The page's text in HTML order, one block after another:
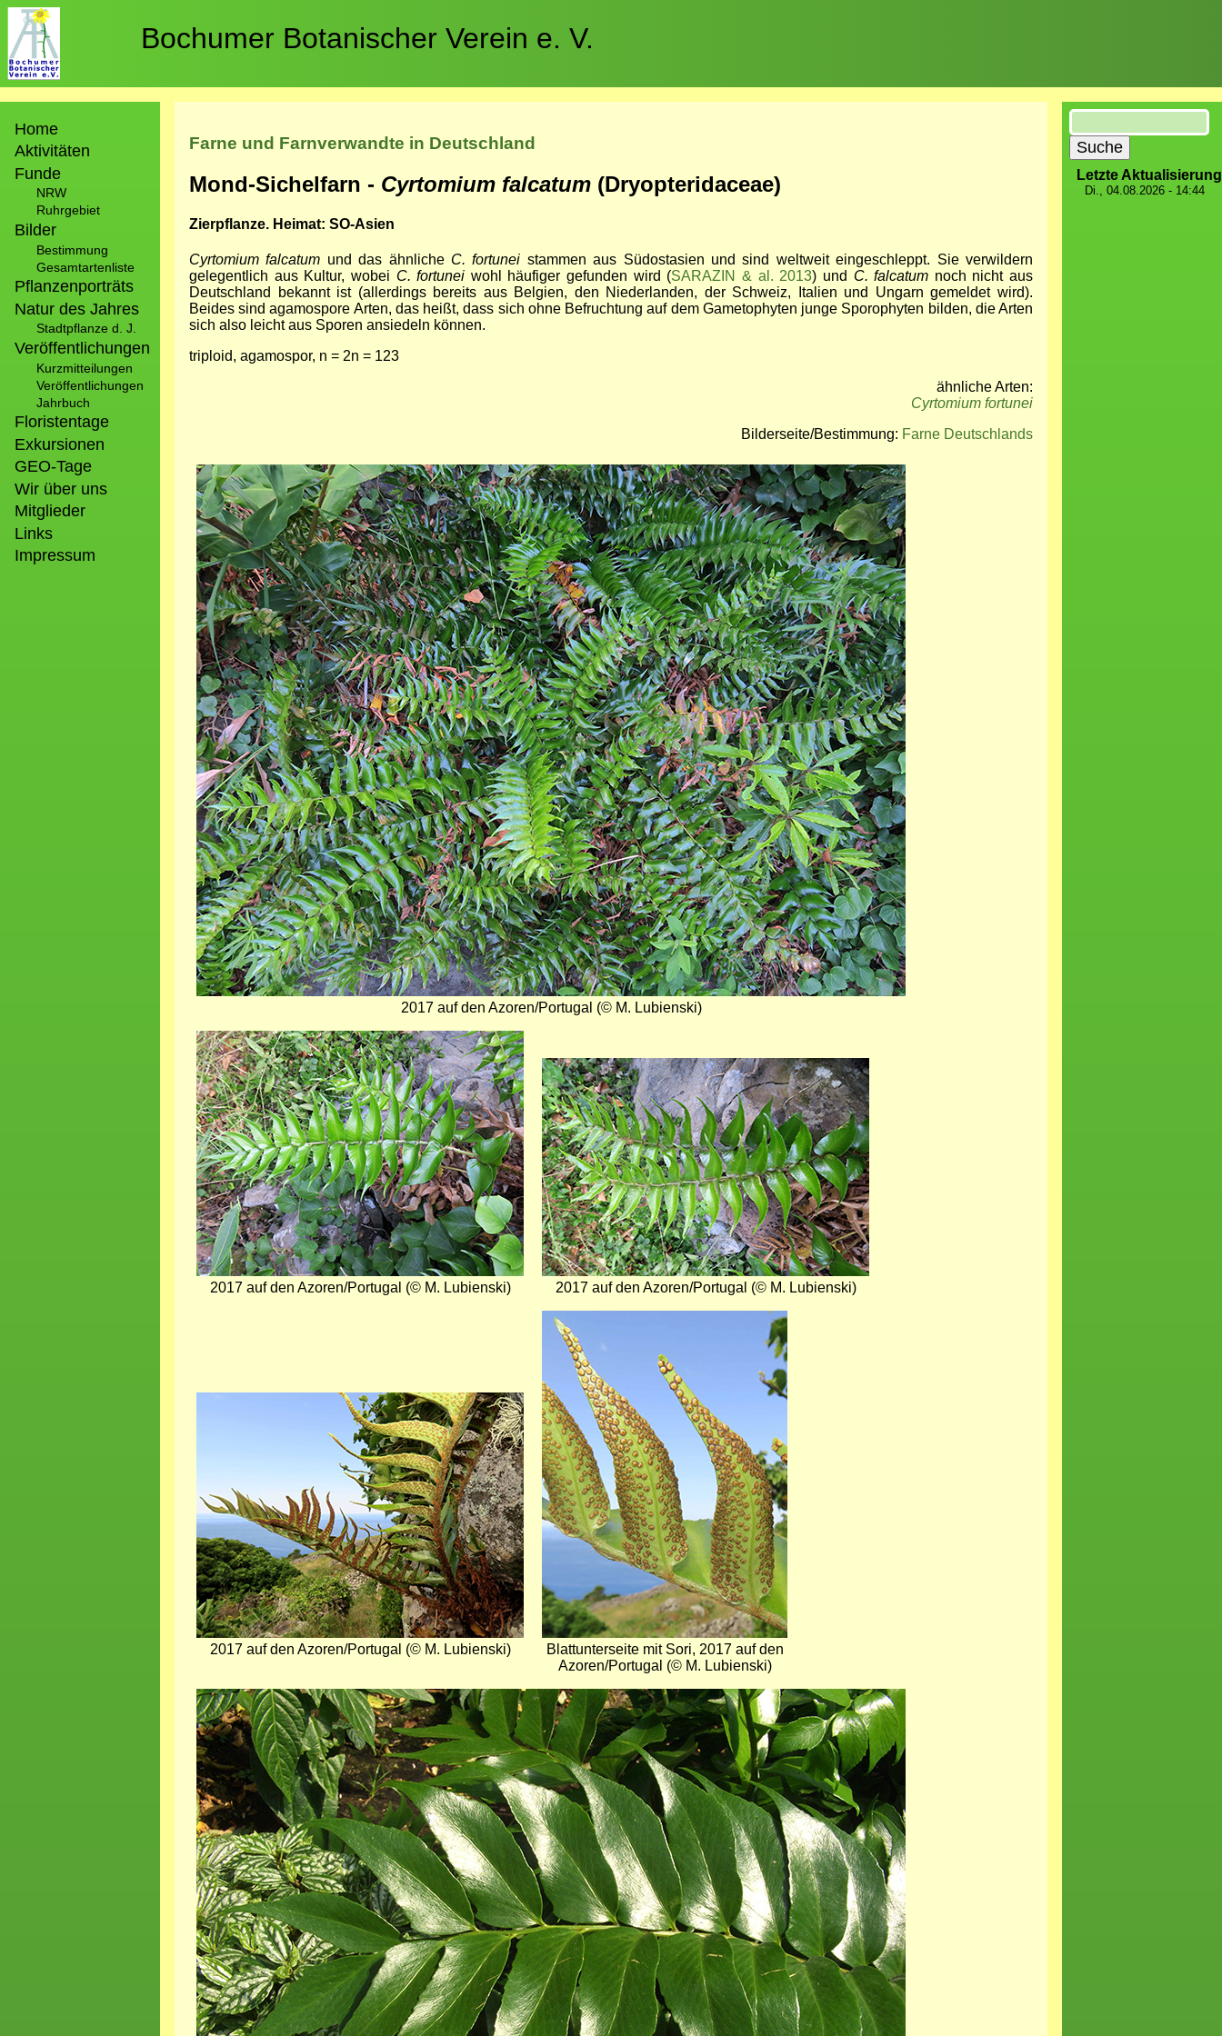
Direkt
zum
Inhalt
Bochumer Botanischer Verein e. V.
Home
Aktivitäten
Funde
NRW
Ruhrgebiet
Bilder
Bestimmung
Gesamtartenliste
Pflanzenporträts
Natur des Jahres
Stadtpflanze d. J.
Veröffentlichungen
Kurzmitteilungen
Veröffentlichungen
Jahrbuch
Floristentage
Exkursionen
GEO-Tage
Wir über uns
Mitglieder
Links
Impressum
Farne und Farnverwandte in Deutschland
Mond-Sichelfarn - Cyrtomium falcatum (Dryopteridaceae)
Zierpflanze. Heimat: SO-Asien
Cyrtomium falcatum und das ähnliche C. fortunei stammen aus Südostasien und sind weltweit eingeschleppt. Sie verwildern
gelegentlich aus Kultur, wobei C. fortunei wohl häufiger gefunden wird (SARAZIN & al. 2013) und C. falcatum noch nicht aus
Deutschland bekannt ist (allerdings bereits aus Belgien, den Niederlanden, der Schweiz, Italien und Ungarn gemeldet wird).
Beides sind agamospore Arten, das heißt, dass sich ohne Befruchtung auf dem Gametophyten junge Sporophyten bilden, die Arten
sich also leicht aus Sporen ansiedeln können.
triploid, agamospor, n = 2n = 123
ähnliche Arten:
Cyrtomium fortunei
Bilderseite/Bestimmung: Farne Deutschlands
Bild
2017 auf den Azoren/Portugal (© M. Lubienski)
Bild
2017 auf den Azoren/Portugal (© M. Lubienski)
Bild
2017 auf den Azoren/Portugal (© M. Lubienski)
2017 auf den Azoren/Portugal (© M. Lubienski)
Bild
Blattunterseite mit Sori, 2017 auf den
Azoren/Portugal (© M. Lubienski)
Bild
Suche
Letzte Aktualisierung
Di., 04.08.2026 - 14:44